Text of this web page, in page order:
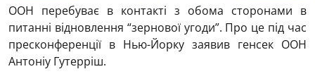
ООН перебуває в контакті з обома сторонами в
питанні відновлення “зернової угоди”. Про це під час
пресконференції в Нью-Йорку заявив генсек ООН
Антоніу Гутерріш.